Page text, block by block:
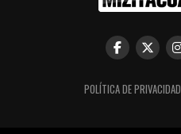
Comparte con:
POLÍTICA DE PRIVACIDAD